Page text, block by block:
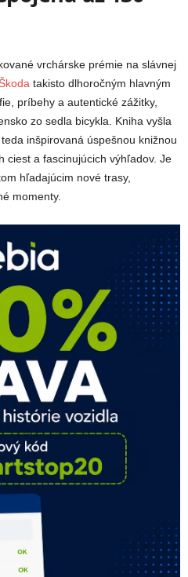
vrchárske prémie na slávnej
Škoda takisto dlhoročným hlavným
príbehy a autentické zážitky,
zo sedla bicykla. Kniha vyšla
inšpirovaná úspešnou knižnou
ciest a fascinujúcich výhľadov. Je
hľadajúcim nové trasy,
momenty.